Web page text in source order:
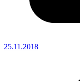
25.11.2018